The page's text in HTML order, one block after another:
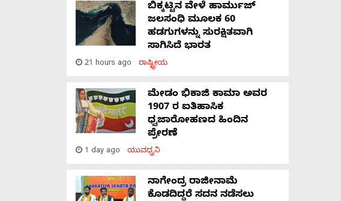
ಬಿಕ್ಕಟ್ಟಿನ ವೇಳೆ ಹಾರ್ಮುಜ್
ಜಲಸಂಧಿ ಮೂಲಕ 60
ಹಡಗುಗಳನ್ನು ಸುರಕ್ಷಿತವಾಗಿ
ಸಾಗಿಸಿದೆ ಭಾರತ
21 hours ago ರಾಷ್ಟ್ರೀಯ
ಮೇಡಂ ಭಿಕಾಜಿ ಕಾಮಾ ಅವರ
1907 ರ ಐತಿಹಾಸಿಕ
ಧ್ವಜಾರೋಹಣದ ಹಿಂದಿನ
ಪ್ರೇರಣೆ
1 day ago ಯುವಧ್ವನಿ
ನಾಗೇಂದ್ರ ರಾಜೀನಾಮೆ
ಕೊಡದಿದ್ದರೆ ಸದನ ನಡೆಸಲು